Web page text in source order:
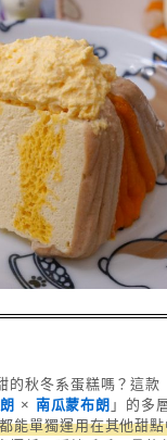
的秋冬系蛋糕嗎？這款
× 南瓜蒙布朗 」的多
能單獨運用在其他甜